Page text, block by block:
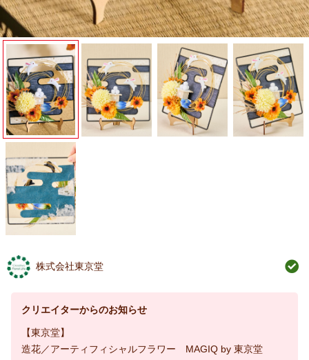
株式会社東京堂
クリエイターからのお知らせ
【東京堂】
造花／アーティフィシャルフラワー MAGIQ by 東京堂